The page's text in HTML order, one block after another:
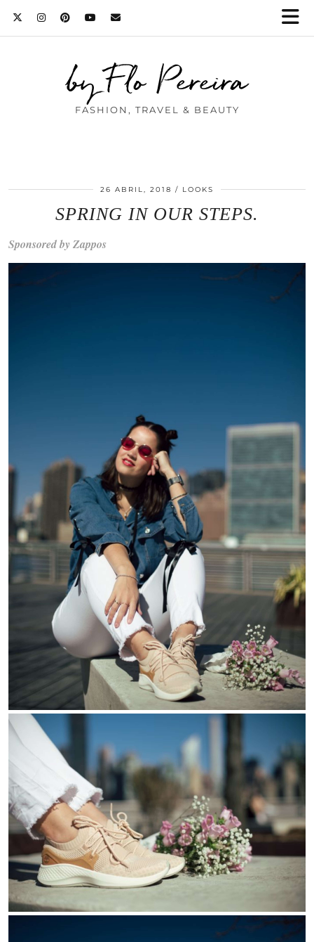
by Flo Pereira
FASHION, TRAVEL & BEAUTY
26 ABRIL, 2018 LOOKS
SPRING IN OUR STEPS.
Sponsored by Zappos